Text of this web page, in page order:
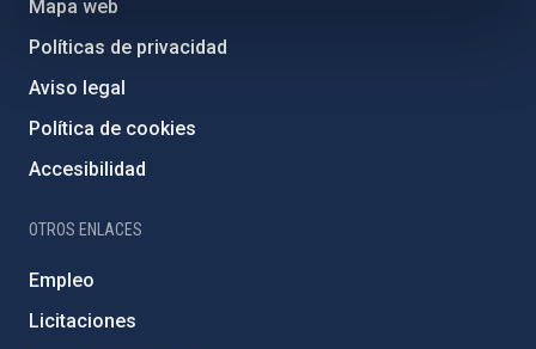
Mapa web
Políticas de privacidad
Aviso legal
Política de cookies
Accesibilidad
OTROS ENLACES
Empleo
Licitaciones